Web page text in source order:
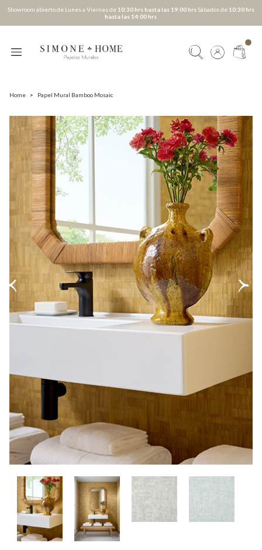
Showroom abierto de Lunes a Viernes de 10:30 hrs hasta las 19:00 hrsSábados de 10:30 hrs
hasta las 14:00 hrs
Home > Papel Mural Bamboo Mosaic